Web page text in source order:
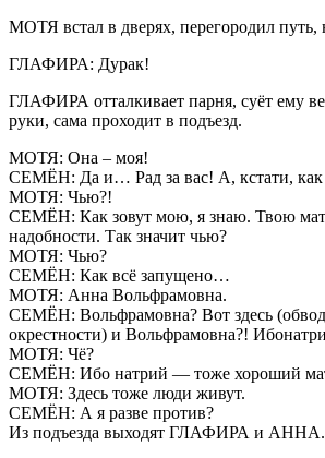
МОТЯ встал в дверях, перегородил путь,
ГЛАФИРА: Дурак!
ГЛАФИРА отталкивает парня, суёт ему
руки, сама проходит в подъезд.
МОТЯ: Она – моя!
СЕМЁН: Да и… Рад за вас! А, кстати, как
МОТЯ: Чью?!
СЕМЁН: Как зовут мою, я знаю. Твою
надобности. Так значит чью?
МОТЯ: Чью?
СЕМЁН: Как всё запущено…
МОТЯ: Анна Вольфрамовна.
СЕМЁН: Вольфрамовна? Вот здесь
окрестности) и Вольфрамовна?!
МОТЯ: Чё?
СЕМЁН: Ибо натрий — тоже хороший
МОТЯ: Здесь тоже люди живут.
СЕМЁН: А я разве против?
Из подъезда выходят ГЛАФИРА и АННА.